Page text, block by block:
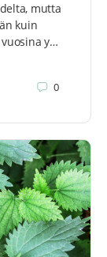
mutta
kuin
y…
0